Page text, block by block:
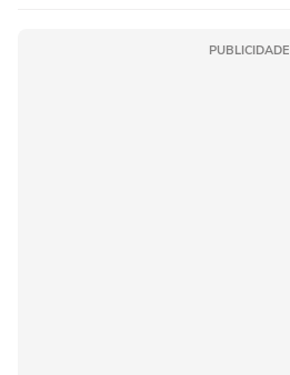
PUBLICIDADE